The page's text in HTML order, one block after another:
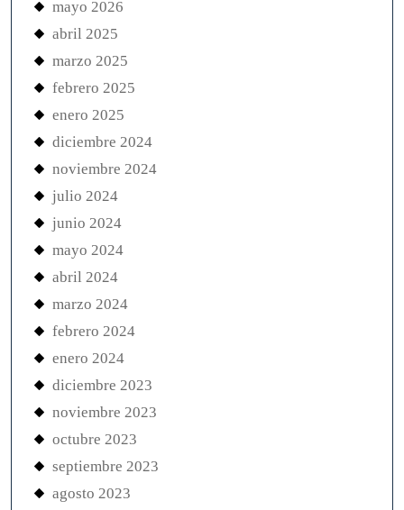
mayo 2026
abril 2025
marzo 2025
febrero 2025
enero 2025
diciembre 2024
noviembre 2024
julio 2024
junio 2024
mayo 2024
abril 2024
marzo 2024
febrero 2024
enero 2024
diciembre 2023
noviembre 2023
octubre 2023
septiembre 2023
agosto 2023